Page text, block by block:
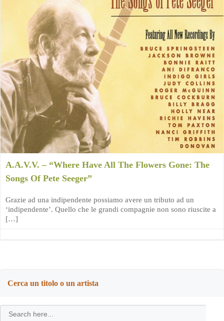
A.A.V.V. – “Where Have All The Flowers Gone: The
Songs Of Pete Seeger”
Grazie ad una indipendente possiamo avere un tributo ad un
‘indipendente’. Quello che le grandi compagnie non sono riuscite a
[…]
Cerca un titolo o un artista
Search
for: